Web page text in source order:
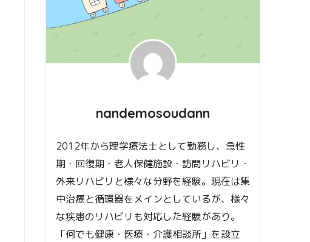
nandemosoudann
2012年から理学療法士として勤務し、急性
期・回復期・老人保健施設・訪問リハビリ・
外来リハビリと様々な分野を経験。現在は集
中治療と循環器をメインとしているが、様々
な疾患のリハビリも対応した経験があり。
「何でも健康・医療・介護相談所」を設立